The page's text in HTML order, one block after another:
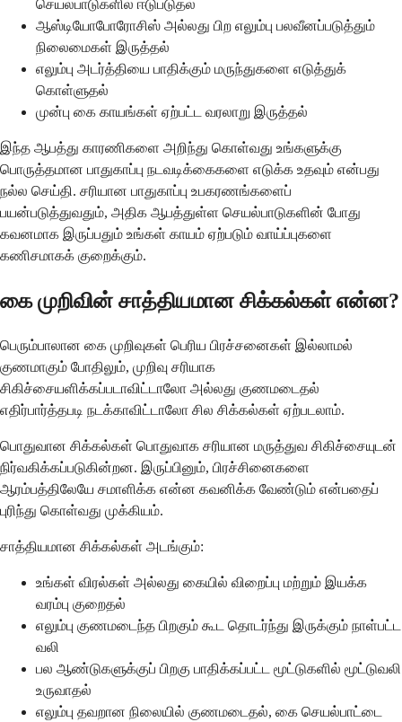
செயல்பாடுகளில் ஈடுபடுதல்
ஆஸ்டியோபோரோசிஸ் அல்லது பிற எலும்பு பலவீனப்படுத்தும்
நிலைமைகள் இருத்தல்
எலும்பு அடர்த்தியை பாதிக்கும் மருந்துகளை எடுத்துக்
கொள்ளுதல்
முன்பு கை காயங்கள் ஏற்பட்ட வரலாறு இருத்தல்
இந்த ஆபத்து காரணிகளை அறிந்து கொள்வது உங்களுக்கு
பொருத்தமான பாதுகாப்பு நடவடிக்கைகளை எடுக்க உதவும் என்பது
நல்ல செய்தி. சரியான பாதுகாப்பு உபகரணங்களைப்
பயன்படுத்துவதும், அதிக ஆபத்துள்ள செயல்பாடுகளின் போது
கவனமாக இருப்பதும் உங்கள் காயம் ஏற்படும் வாய்ப்புகளை
கணிசமாகக் குறைக்கும்.
கை முறிவின் சாத்தியமான சிக்கல்கள் என்ன?
பெரும்பாலான கை முறிவுகள் பெரிய பிரச்சனைகள் இல்லாமல்
குணமாகும் போதிலும், முறிவு சரியாக
சிகிச்சையளிக்கப்படாவிட்டாலோ அல்லது குணமடைதல்
எதிர்பார்த்தபடி நடக்காவிட்டாலோ சில சிக்கல்கள் ஏற்படலாம்.
பொதுவான சிக்கல்கள் பொதுவாக சரியான மருத்துவ சிகிச்சையுடன்
நிர்வகிக்கப்படுகின்றன. இருப்பினும், பிரச்சினைகளை
ஆரம்பத்திலேயே சமாளிக்க என்ன கவனிக்க வேண்டும் என்பதைப்
புரிந்து கொள்வது முக்கியம்.
சாத்தியமான சிக்கல்கள் அடங்கும்:
உங்கள் விரல்கள் அல்லது கையில் விறைப்பு மற்றும் இயக்க
வரம்பு குறைதல்
எலும்பு குணமடைந்த பிறகும் கூட தொடர்ந்து இருக்கும் நாள்பட்ட
வலி
பல ஆண்டுகளுக்குப் பிறகு பாதிக்கப்பட்ட மூட்டுகளில் மூட்டுவலி
உருவாதல்
எலும்பு தவறான நிலையில் குணமடைதல், கை செயல்பாட்டை